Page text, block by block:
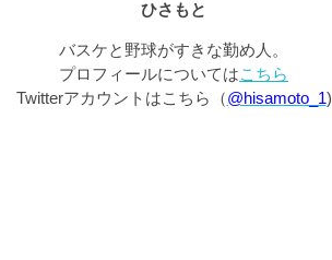
ひさもと
バスケと野球がすきな勤め人。
プロフィールについてはこちら
Twitterアカウントはこちら（@hisamoto_1)